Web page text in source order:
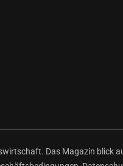
Das Magazin blick